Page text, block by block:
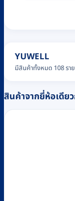
YUWELL
มีสินค้าทั้งหมด 108 รา
สินค้าจากยี่ห้อเดีย